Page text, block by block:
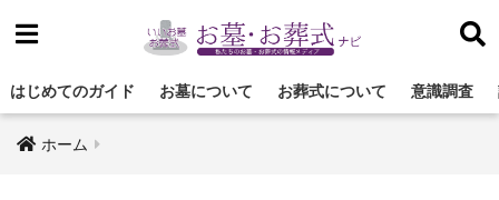
はじめてのガイド お墓について お葬式について 意識調査
ホーム